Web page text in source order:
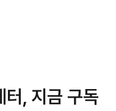
터, 지금 구독